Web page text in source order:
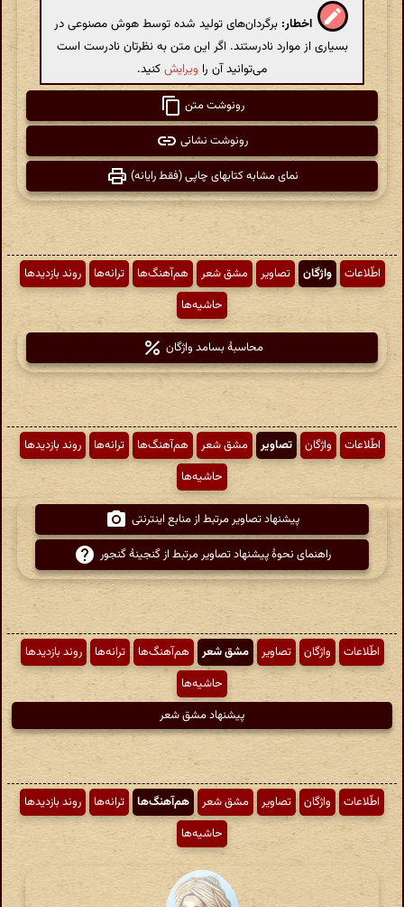
اخطار: برگردان‌های تولید شده توسط هوش مصنوعی در
بسیاری از موارد نادرستند. اگر این متن به نظرتان نادرست است
می‌توانید آن را ویرایشکنید.
رونوشت متن
رونوشت نشانی
نمای مشابه کتابهای چاپی (فقط رایانه)
اطّلاعات واژگان تصاویر مشق شعر هم‌آهنگ‌ها ترانه‌ها
روند بازدیدها
حاشیه‌ها
محاسبهٔ بسامد واژگان
اطّلاعات واژگان تصاویر مشق شعر هم‌آهنگ‌ها ترانه‌ها
روند بازدیدها
حاشیه‌ها
پیشنهاد تصاویر مرتبط از منابع اینترنتی
راهنمای نحوهٔ پیشنهاد تصاویر مرتبط از گنجینهٔ گنجور
اطّلاعات واژگان تصاویر مشق شعر هم‌آهنگ‌ها ترانه‌ها
روند بازدیدها
حاشیه‌ها
پیشنهاد مشق شعر
اطّلاعات واژگان تصاویر مشق شعر هم‌آهنگ‌ها ترانه‌ها
روند بازدیدها
حاشیه‌ها